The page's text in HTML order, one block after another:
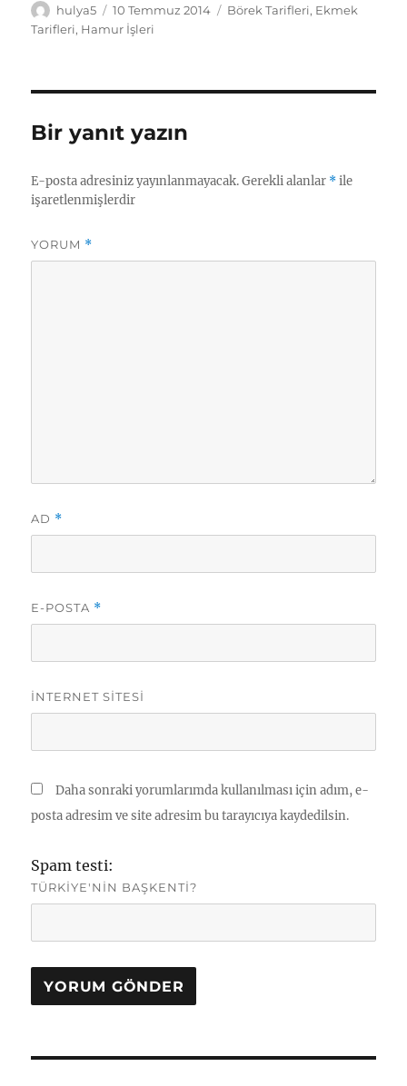
Yazar
hulya5
Yayın
tarihi
10 Temmuz 2014 Kategoriler
Börek Tarifleri, Ekmek
Tarifleri, Hamur İşleri
Bir yanıt yazın
E-posta adresiniz yayınlanmayacak. Gerekli alanlar *ile
işaretlenmişlerdir
YORUM *
AD *
E-POSTA *
İNTERNET SITESI
Daha sonraki yorumlarımda kullanılması için adım, e-
posta adresim ve site adresim bu tarayıcıya kaydedilsin.
Spam testi:
TÜRKIYE'NIN BAŞKENTI?